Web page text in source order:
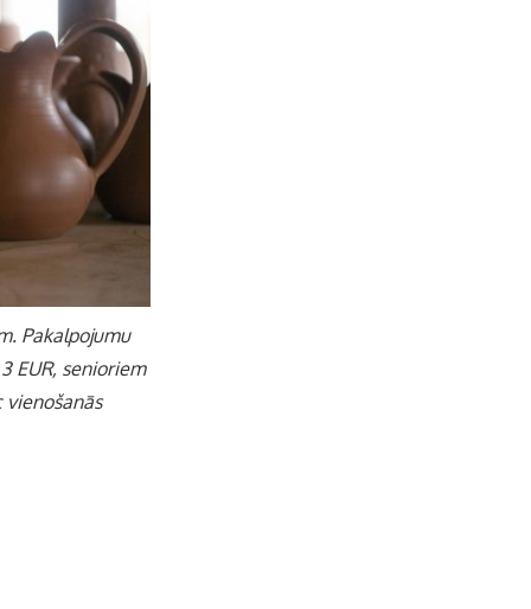
Pakalpojumu
EUR, senioriem
vienošanās